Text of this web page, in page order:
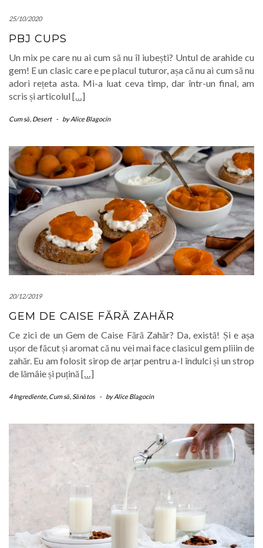
25/10/2020
PBJ CUPS
Un mix pe care nu ai cum să nu îl iubești? Untul de arahide cu
gem! E un clasic care e pe placul tuturor, așa că nu ai cum să nu
adori rețeta asta. Mi-a luat ceva timp, dar într-un final, am
scris și articolul[…]
Cum să, Desert - byAlice Blagocin
20/12/2019
GEM DE CAISE FĂRĂ ZAHĂR
Ce zici de un Gem de Caise Fără Zahăr? Da, există! Și e așa
ușor de făcut și aromat că nu vei mai face clasicul gem pliiin de
zahăr. Eu am folosit sirop de arțar pentru a-l îndulci și un strop
de lămâie și puțină […]
4 Ingrediente, Cum să,Sănătos - byAlice Blagocin